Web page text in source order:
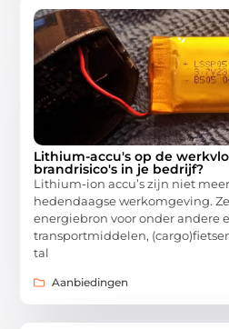
Lithium-accu's op de
brandrisico's in je bedrijf?
Lithium-ion accu’s zijn niet
hedendaagse werkomgeving.
energiebron voor onder andere
transportmiddelen,
tal
Aanbiedingen